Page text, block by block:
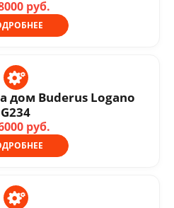
руб.
дом Buderus Logano
G234
руб.